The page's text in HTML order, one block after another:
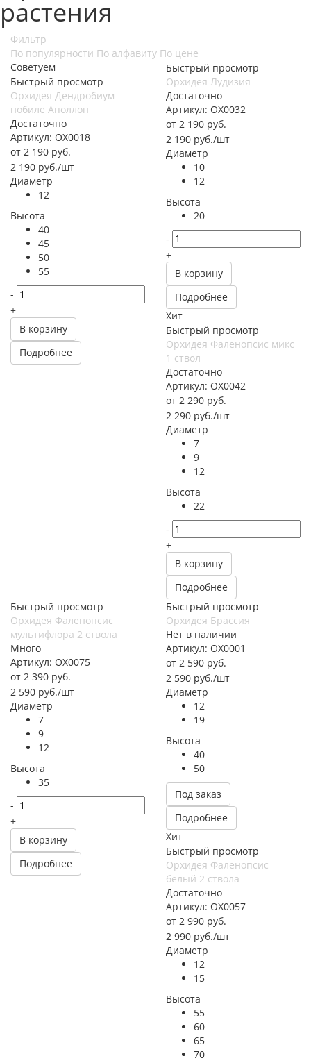
растения
Фильтр
По популярности По алфавиту По цене
Советуем
Быстрый просмотр
Орхидея Дендробиум
нобиле Аполлон
Достаточно
Артикул: ОХ0018
от 2 190 руб.
2 190 руб./шт
Диаметр
12
Высота
40
45
50
55
-
+
В корзину
Подробнее
Быстрый просмотр
Орхидея Лудизия
Достаточно
Артикул: ОХ0032
от 2 190 руб.
2 190 руб./шт
Диаметр
10
12
Высота
20
-
+
В корзину
Подробнее
Хит
Быстрый просмотр
Орхидея Фаленопсис микс
1 ствол
Достаточно
Артикул: ОХ0042
от 2 290 руб.
2 290 руб./шт
Диаметр
7
9
12
Высота
22
-
+
В корзину
Подробнее
Быстрый просмотр
Орхидея Фаленопсис
мультифлора 2 ствола
Много
Артикул: ОХ0075
от 2 390 руб.
2 590 руб./шт
Диаметр
7
9
12
Высота
35
-
+
В корзину
Подробнее
Быстрый просмотр
Орхидея Брассия
Нет в наличии
Артикул: ОХ0001
от 2 590 руб.
2 590 руб./шт
Диаметр
12
19
Высота
40
50
Под заказ
Подробнее
Хит
Быстрый просмотр
Орхидея Фаленопсис
белый 2 ствола
Достаточно
Артикул: ОХ0057
от 2 990 руб.
2 990 руб./шт
Диаметр
12
15
Высота
55
60
65
70